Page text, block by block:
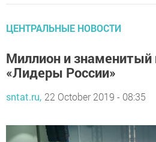
ЦЕНТРАЛЬНЫЕ НОВОСТИ
Миллион и знаменитый
«Лидеры России»
sntat.ru, 22 October 2019 - 08:35